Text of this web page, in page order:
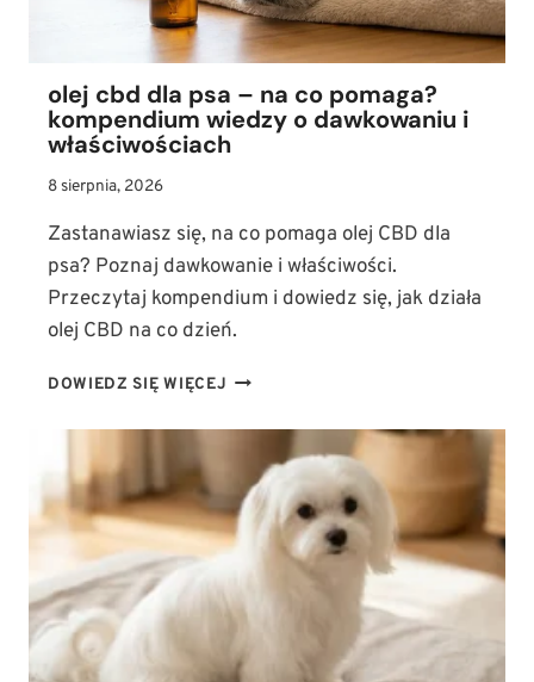
olej cbd dla psa – na co pomaga?
kompendium wiedzy o dawkowaniu i
właściwościach
8 sierpnia, 2026
Zastanawiasz się, na co pomaga olej CBD dla
psa? Poznaj dawkowanie i właściwości.
Przeczytaj kompendium i dowiedz się, jak działa
olej CBD na co dzień.
DOWIEDZ SIĘ WIĘCEJ OLEJ
DLA
NA
CO
POMAGA?
KOMPENDIUM
WIEDZY
DAWKOWANIU